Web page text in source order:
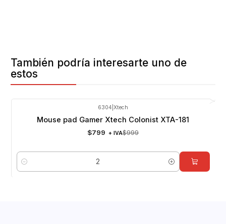
También podría interesarte uno de
estos
6304 Xtech
Mouse pad Gamer Xtech Colonist XTA-181
$799 + IVA$999
Cantidad